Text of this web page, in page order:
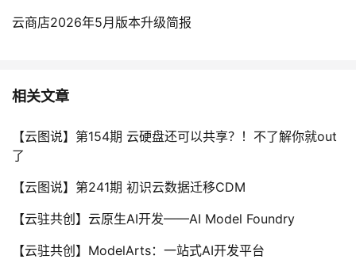
云商店2026年5月版本升级简报
相关文章
【云图说】第154期 云硬盘还可以共享？！不了解你就out
了
【云图说】第241期 初识云数据迁移CDM
【云驻共创】云原生AI开发——AI Model Foundry
【云驻共创】ModelArts：一站式AI开发平台